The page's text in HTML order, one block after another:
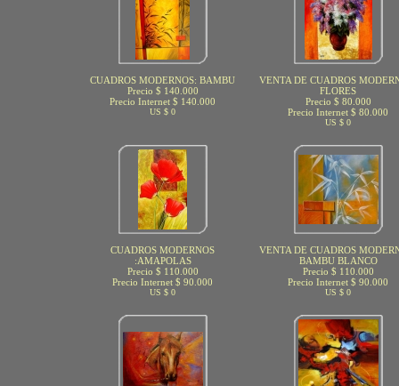
CUADROS MODERNOS: BAMBU
Precio $ 140.000
Precio Internet $ 140.000
US $ 0
VENTA DE CUADROS
FLORES
Precio $ 80.000
Precio Internet $ 80.000
US $ 0
CUADROS MODERNOS
:AMAPOLAS
Precio $ 110.000
Precio Internet $ 90.000
US $ 0
VENTA DE CUADROS
BAMBU BLANCO
Precio $ 110.000
Precio Internet $ 90.000
US $ 0